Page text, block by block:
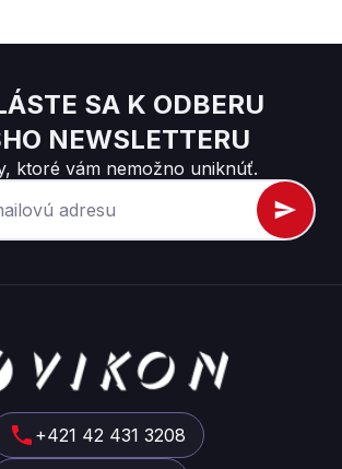
SA K ODBERU
NEWSLETTERU
ktoré vám nemožno uniknúť.
+421 42 431 3208